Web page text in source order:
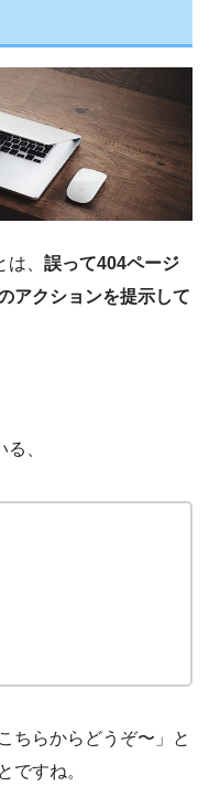
、 誤って404ページ
アクションを提示して
、
ちらからどうぞ〜」と
ですね。